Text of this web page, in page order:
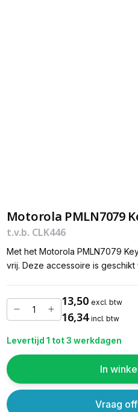
Motorola PMLN7079
t.v.b. CLK446
Met het Motorola PMLN7079
vrij. Deze accessoire is
13,50 excl. btw
16,34 incl. btw
Levertijd 1 tot 3 werkdagen
In
Vraag